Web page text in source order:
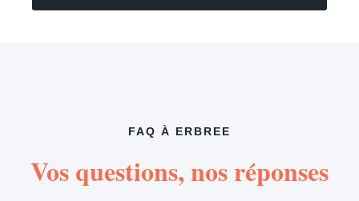
FAQ À ERBREE
Vos questions, nos réponses